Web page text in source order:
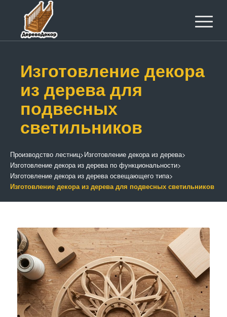
Изготовление декора
из дерева для
подвесных
светильников
Производство лестниц>Изготовление декора из дерева>
Изготовление декора из дерева по функциональности>
Изготовление декора из дерева освещающего типа>
Изготовление декора из дерева для подвесных светильников